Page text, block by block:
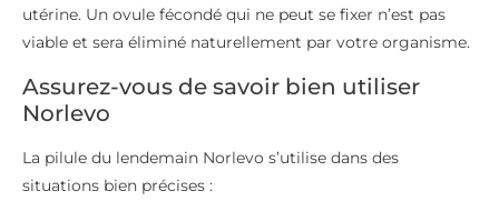
utérine. Un ovule fécondé qui ne peut se fixer n’est pas
viable et sera éliminé naturellement par votre organisme.
Assurez-vous de savoir bien utiliser
Norlevo
La pilule du lendemain Norlevo s’utilise dans des
situations bien précises :